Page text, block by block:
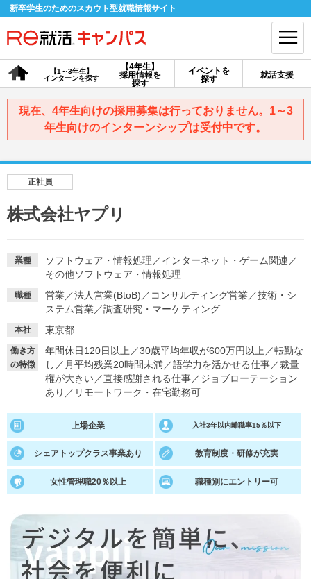
新卒学生のためのスカウト型就職情報サイト
【4年生】
採用情報を
探す
【1～3年生】
インターンを探す
イベントを
探す
就活支援
会員登録 ログイン
会員ID・パスワードを忘れた方はこちら
採用情報を探す
イベントを探す スカウト お知らせ
就活ノウハウ・サポート
就活支援
就活ノウハウが満載！ お役立ち記事・相談室など
適職診断 就活チャンネル
就活ニュースペーパー
就活時事ニュースを更新
よくある質問
不明点があればこちら
現在、4年生向けの採用募集は行っておりません。1～3
年生向けのインターンシップは受付中です。
正社員
株式会社ヤプリ
業種 ソフトウェア・情報処理 ／インターネット・ゲーム関連 ／
その他ソフトウェア・情報処理
職種 営業／法人営業(BtoB) ／ コンサルティング営業／技術・シ
ステム営業／調査研究・マーケティング
本社 東京都
働き方
の特徴
年間休日120日以上 ／30歳平均年収が600万円以上 ／転勤な
し ／ 月平均残業20時間未満／語学力を活かせる仕事／裁量
権が大きい／直接感謝される仕事／ジョブローテーション
あり ／ リモートワーク・在宅勤務可
上場企業 入社3年以内離職率15％以下
シェアトップクラス事業あり 教育制度・研修が充実
女性管理職20％以上 職種別にエントリー可